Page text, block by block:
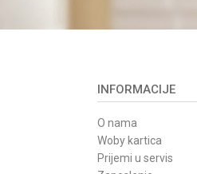
INFORMACIJE
O nama
Woby kartica
Prijemi u servis